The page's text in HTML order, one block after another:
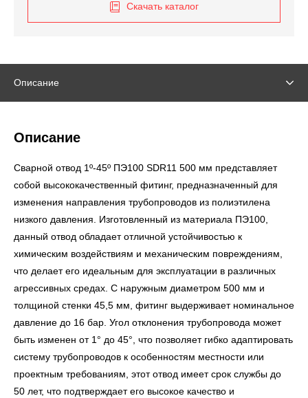
Скачать каталог
Описание
Описание
Сварной отвод 1º-45º ПЭ100 SDR11 500 мм представляет
собой высококачественный фитинг, предназначенный для
изменения направления трубопроводов из полиэтилена
низкого давления. Изготовленный из материала ПЭ100,
данный отвод обладает отличной устойчивостью к
химическим воздействиям и механическим повреждениям,
что делает его идеальным для эксплуатации в различных
агрессивных средах. С наружным диаметром 500 мм и
толщиной стенки 45,5 мм, фитинг выдерживает номинальное
давление до 16 бар. Угол отклонения трубопровода может
быть изменен от 1° до 45°, что позволяет гибко адаптировать
систему трубопроводов к особенностям местности или
проектным требованиям, этот отвод имеет срок службы до
50 лет, что подтверждает его высокое качество и